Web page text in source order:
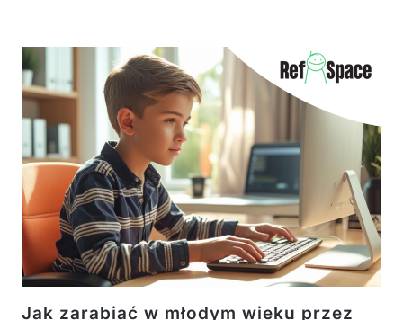
Jak zarabiać w młodym wieku przez